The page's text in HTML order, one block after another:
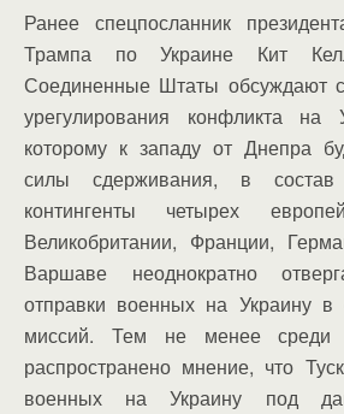
Ранее спецпосланник
Трампа по Украине Кит
Соединенные Штаты обсуждают
урегулирования конфликта на
которому к западу от Днепра
силы сдерживания, в состав
контингенты четырех
Великобритании, Франции,
Варшаве неоднократно
отправки военных на Украину в
миссий. Тем не менее среди
распространено мнение, что
военных на Украину под